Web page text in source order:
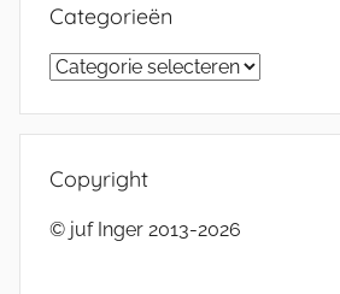
Categorieën
Categorieën
Copyright
© juf Inger 2013-2026